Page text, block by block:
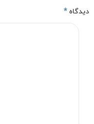
دیدگاه *